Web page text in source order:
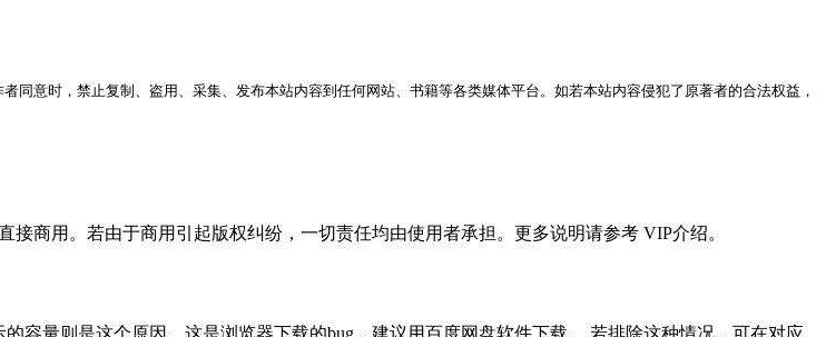
意时，禁止复制、盗用、采集、发布本站内容到任何网站、书籍等各类媒体平台。如若本站内容侵犯了原著者的合法权益，
商用。若由于商用引起版权纠纷，一切责任均由使用者承担。更多说明请参考 VIP介绍。
容量则是这个原因。这是浏览器下载的bug，建议用百度网盘软件下载。 若排除这种情况，可在对应